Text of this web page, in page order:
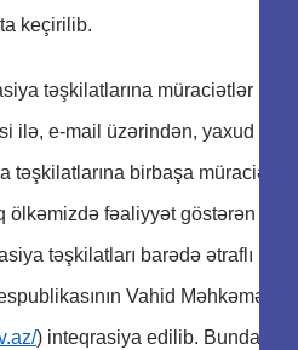
keçirilib.
təşkilatlarına müraciətlər
ilə, e-mail üzərindən, yaxud
təşkilatlarına birbaşa müraciət
ölkəmizdə fəaliyyət göstərən
təşkilatları barədə ətraflı
Vahid Məhkəmə
) inteqrasiya edilib. Bundan